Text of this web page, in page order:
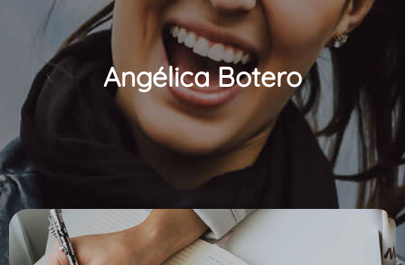
Angélica Botero
Blog IPLER